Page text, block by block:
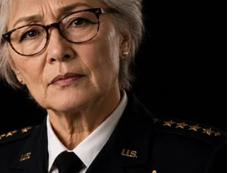
je što će postatio stariji brat i
princeze koja će se uskoro
O sreći bake Vesne Čipčić je